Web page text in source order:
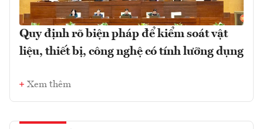
Quy định rõ biện pháp để kiểm soát vật
liệu, thiết bị, công nghệ có tính lưỡng dụng
Xem thêm